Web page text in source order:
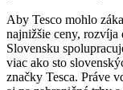
Aby Tesco mohlo
najnižšie ceny, rozvíja
Slovensku
viac ako sto
značky Tesca. Práve